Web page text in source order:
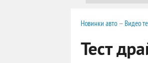
Новинки авто — Видео
Тест